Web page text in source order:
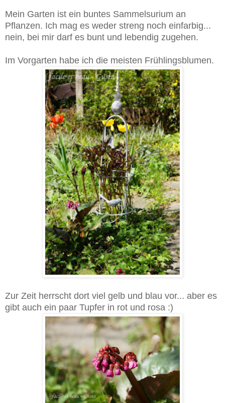
Mein Garten ist ein buntes Sammelsurium an
Pflanzen. Ich mag es weder streng noch einfarbig...
nein, bei mir darf es bunt und lebendig zugehen.
Im Vorgarten habe ich die meisten Frühlingsblumen.
Zur Zeit herrscht dort viel gelb und blau vor... aber es
gibt auch ein paar Tupfer in rot und rosa :)